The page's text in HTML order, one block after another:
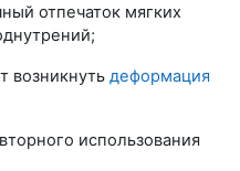
отпечаток мягких
возникнуть деформация
использования